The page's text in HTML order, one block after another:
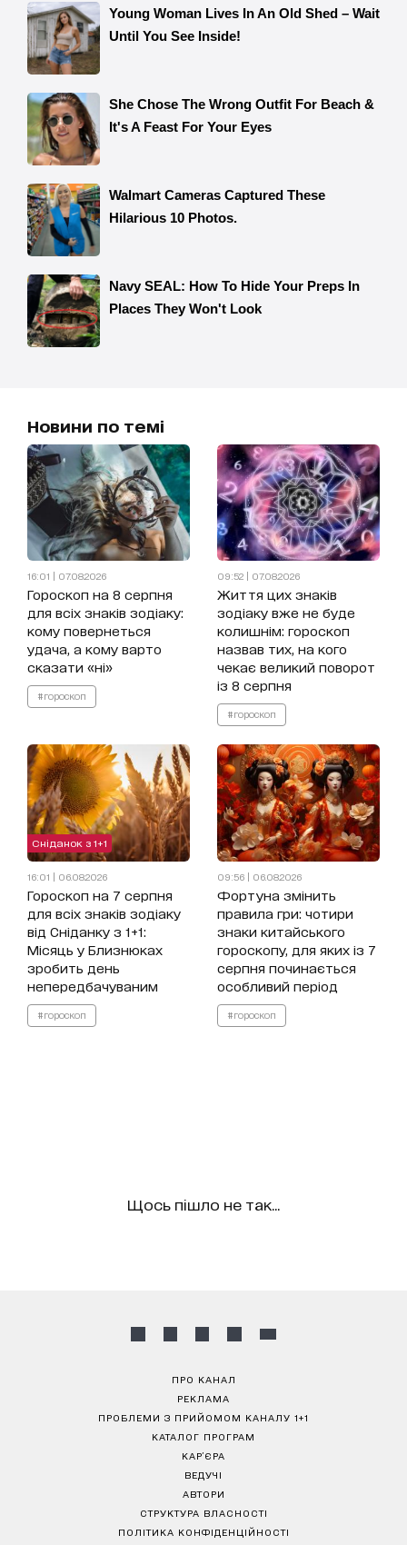
Новини по темі
16:01 | 07.08.2026
Гороскоп на 8 серпня
для всіх знаків зодіаку:
кому повернеться
удача, а кому варто
сказати «ні»
#гороскоп
09:52 | 07.08.2026
Життя цих знаків
зодіаку вже не буде
колишнім: гороскоп
назвав тих, на кого
чекає великий поворот
із 8 серпня
#гороскоп
Сніданок з 1+1
16:01 | 06.08.2026
Гороскоп на 7 серпня
для всіх знаків зодіаку
від Сніданку з 1+1:
Місяць у Близнюках
зробить день
непередбачуваним
#гороскоп
09:56 | 06.08.2026
Фортуна змінить
правила гри: чотири
знаки китайського
гороскопу, для яких із 7
серпня починається
особливий період
#гороскоп
Щось пішло не так...
ПРО КАНАЛ
РЕКЛАМА
ПРОБЛЕМИ З ПРИЙОМОМ КАНАЛУ 1+1
КАТАЛОГ ПРОГРАМ
КАР’ЄРА
ВЕДУЧІ
АВТОРИ
СТРУКТУРА ВЛАСНОСТІ
ПОЛІТИКА КОНФІДЕНЦІЙНОСТІ